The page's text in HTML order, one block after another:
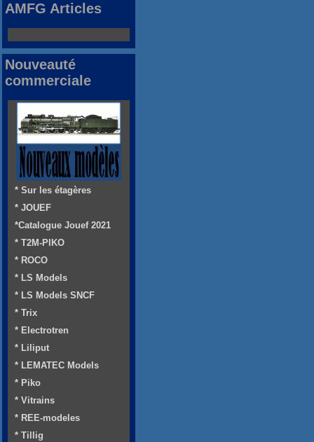
AMFG Articles
Nouveauté
commerciale
* Sur les étagères
* JOUEF
*Catalogue Jouef 2021
* T2M-PIKO
* ROCO
* LS Models
* LS Models SNCF
* Trix
* Electrotren
* Liliput
* LEMATEC Models
* Piko
* Vitrains
* REE-modeles
* Tillig